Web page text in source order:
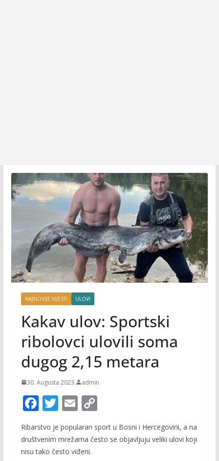
NAJNOVIJE VIJESTI ULOVI
Kakav ulov: Sportski
ribolovci ulovili soma
dugog 2,15 metara
30. Augusta 2023. admin
F
e
b
T
itt
er
E
m
ai
l
C
p
Ribarstvo je popularan sport u Bosni i Hercegovini, a na
društvenim mrežama često se objavljuju veliki ulovi koji
nisu tako često viđeni.